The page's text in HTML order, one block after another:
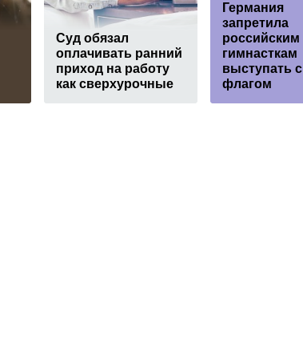
Суд обязал
оплачивать ранний
приход на работу
как сверхурочные
Германия
запретила
российским
гимнасткам
выступать с
флагом